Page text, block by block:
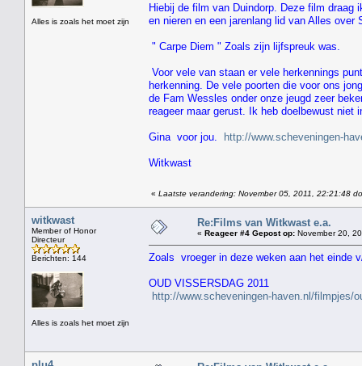
Alles is zoals het moet zijn
Hiebij de film van Duindorp. Deze film
en nieren en een jarenlang lid van Alles over
" Carpe Diem " Zoals zijn lijfspreuk was.
Voor vele van staan er vele herkennings
herkenning. De vele poorten die voor ons
de Fam Wessles onder onze jeugd zeer
reageer maar gerust. Ik heb doelbewust niet
Gina voor jou. http://www.scheveningen-
Witkwast
« Laatste verandering: November 05, 2011, 22:21:48
witkwast
Member of Honor
Directeur
Berichten: 144
Alles is zoals het moet zijn
Re:Films van Witkwast e.a.
« Reageer #4 Gepost op: November 20,
Zoals vroeger in deze weken aan het einde
OUD VISSERSDAG 2011
http://www.scheveningen-haven.nl/filmpjes/